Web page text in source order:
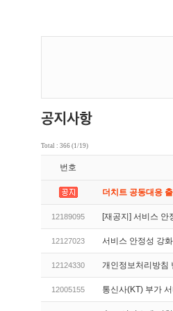
Total : 366 (1/19)
번호
더치트 공동대응
12189095 [재공지] 서비스 안
12127023 서비스 안정성 강
12124330 개인정보처리방침
12005155 통신사(KT) 부가